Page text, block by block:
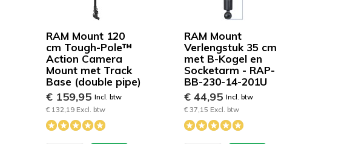
RAM Mount 120
cm Tough-Pole™
Action Camera
Mount met Track
Base (double pipe)
€ 159,95 Incl. btw
€ 132,19 Excl. btw
RAM Mount
Verlengstuk 35 cm
met B-Kogel en
Socketarm - RAP-
BB-230-14-201U
€ 44,95 Incl. btw
€ 37,15 Excl. btw